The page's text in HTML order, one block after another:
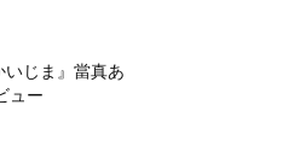
いじま』當真あ
ュー